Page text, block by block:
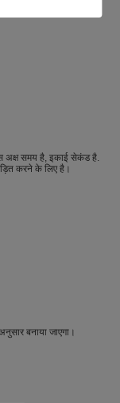
अक्ष समय है, इकाई सेकंड है.
करने के लिए है।
बनाया जाएगा।